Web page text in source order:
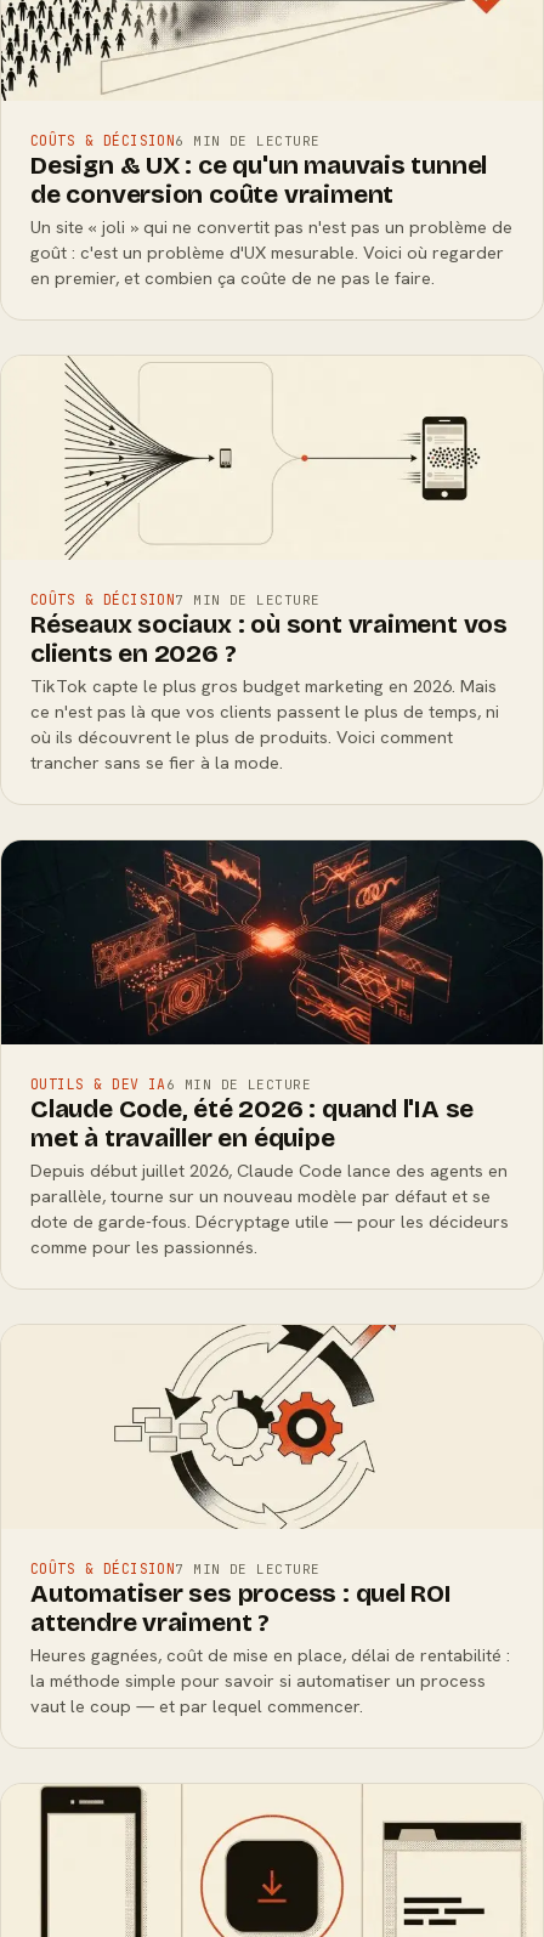
COÛTS & DÉCISION6 MIN DE LECTURE
Design & UX : ce qu'un mauvais tunnel
de conversion coûte vraiment
Un site « joli » qui ne convertit pas n'est pas un problème de
goût : c'est un problème d'UX mesurable. Voici où regarder
en premier, et combien ça coûte de ne pas le faire.
COÛTS & DÉCISION7 MIN DE LECTURE
Réseaux sociaux : où sont vraiment vos
clients en 2026 ?
TikTok capte le plus gros budget marketing en 2026. Mais
ce n'est pas là que vos clients passent le plus de temps, ni
où ils découvrent le plus de produits. Voici comment
trancher sans se fier à la mode.
OUTILS & DEV IA6 MIN DE LECTURE
Claude Code, été 2026 : quand l'IA se
met à travailler en équipe
Depuis début juillet 2026, Claude Code lance des agents en
parallèle, tourne sur un nouveau modèle par défaut et se
dote de garde-fous. Décryptage utile — pour les décideurs
comme pour les passionnés.
COÛTS & DÉCISION7 MIN DE LECTURE
Automatiser ses process : quel ROI
attendre vraiment ?
Heures gagnées, coût de mise en place, délai de rentabilité :
la méthode simple pour savoir si automatiser un process
vaut le coup — et par lequel commencer.